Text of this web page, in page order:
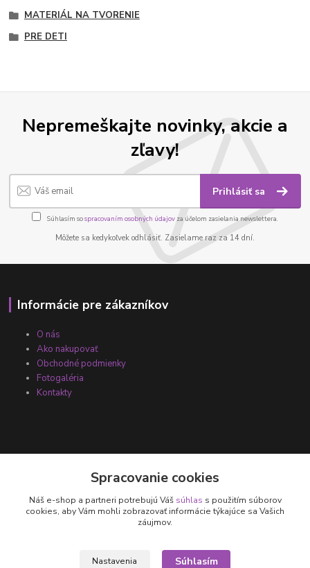
MATERIÁL NA TVORENIE
PRE DETI
Nepremeškajte novinky, akcie a
zľavy!
Prihlásiť sa
Súhlasím sospracovaním osobných údajov za účelom zasielania newslettera.
Môžete sa kedykoľvek odhlásiť. Zasielame raz za 14 dní.
Informácie pre zákazníkov
O nás
Ako nakupovať
Obchodné podmienky
Fotogaléria
Kontakty
+421 905 531 251
Spracovanie cookies
Náš e-shop a partneri potrebujú Váš súhlas s použitím súborov
cookies, aby Vám mohli zobrazovať informácie týkajúce sa Vašich
záujmov.
Nastavenia Súhlasím